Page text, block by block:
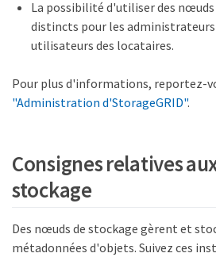
La possibilité d'utiliser des
distincts pour les administrateurs
utilisateurs des locataires.
Pour plus d'informations, reportez-
"Administration d'StorageGRID".
Consignes relatives
stockage
Des nœuds de stockage gèrent et
métadonnées d'objets. Suivez ces